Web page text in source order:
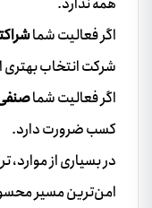
اگر فعالیت شما
شرکت انتخاب
اگر فعالیت شما
کسب ضرورت دارد.
در بسیاری از موارد،
امن‌ترین مسیر